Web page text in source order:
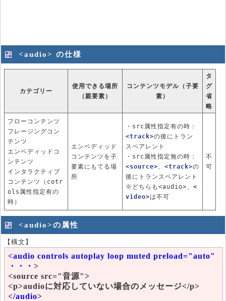
<audio> の仕様
カテゴリー
使用できる場所
（親要素）
コンテンツモデル（子要
素）
タ
グ
省
略
フローコンテンツ
フレージングコン
テンツ
エンベディッドコ
ンテンツ
インタラクティブ
コンテンツ（cotr
ols属性指定有の
時）
エンベディッド
コンテンツを子
要素にもてる場
所
・src属性指定有の時：
<track>の後にトラン
スペアレント
・src属性指定無の時：
<source>
<track>の
後にトランスペアレント
※どちらも<audio>、 <
video>は不可
不
可
<audio>の属性
【構文】
<audio controls autoplay loop muted preload="auto"
・・・ >
<source src="音源">
<p>audioに対応していない場合のメッセージ</p>
</audio>